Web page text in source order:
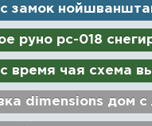
замок
руно рс-018
время чая схема
dimensions дом с